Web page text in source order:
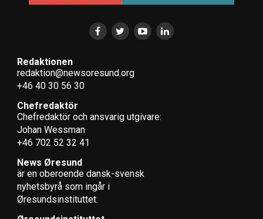
Redaktionen
redaktion@newsoresund.org
+46 40 30 56 30
Chefredaktör
Chefredaktör och ansvarig utgivare:
Johan Wessman
+46 702 52 32 41
News Øresund
är en oberoende dansk-svensk
nyhets­byrå som ingår i
Øresundsinstituttet.